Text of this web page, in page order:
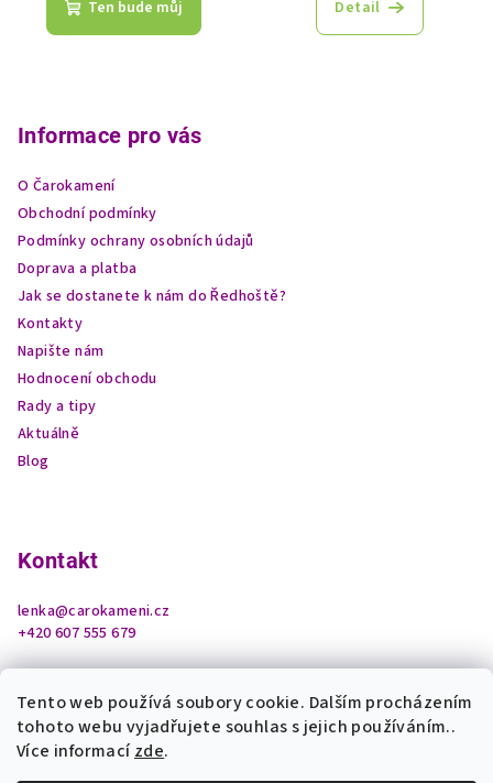
Tento web používá soubory cookie. Dalším procházením
tohoto webu vyjadřujete souhlas s jejich používáním..
Více informacízde.
Ten bude můj Detail
Informace pro vás
O Čarokamení
Obchodní podmínky
Podmínky ochrany osobních údajů
Doprava a platba
Jak se dostanete k nám do Ředhoště?
Kontakty
Napište nám
Hodnocení obchodu
Rady a tipy
Aktuálně
Blog
Kontakt
lenka@carokameni.cz
+420 607 555 679